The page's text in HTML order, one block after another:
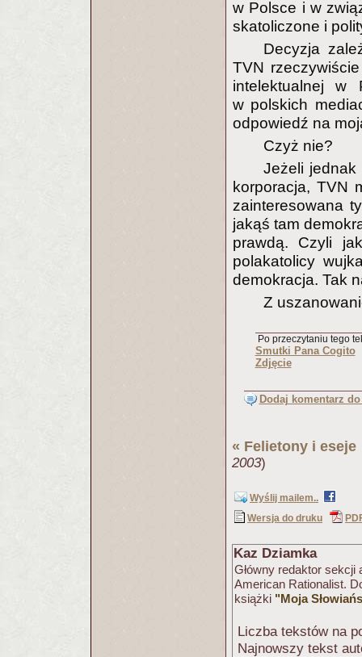
w Polsce i w
skatoliczone i
Decyzja
TVN
intelektualnej w
w polskich
odpowiedź na
Czyż nie?
Jeżeli
korporacja, TVN
zainteresowana
jakąś tam
prawdą. Czyli
polakatolicy
demokracja. Tak
Z
Po przeczytaniu tego
Smutki Pana Cogito
Zdjęcie
Dodaj komentarz
« Felietony i eseje
2003)
Wyślij mailem..
Wersja do druku
Kaz Dziamka
Główny redaktor
American Rationalist.
książki "Moja
Liczba tekstów na
Najnowszy tekst